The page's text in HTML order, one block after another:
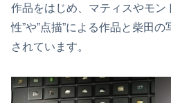
作品をはじめ、マティスやモン
性”や”点描”による作品と柴田
されています。